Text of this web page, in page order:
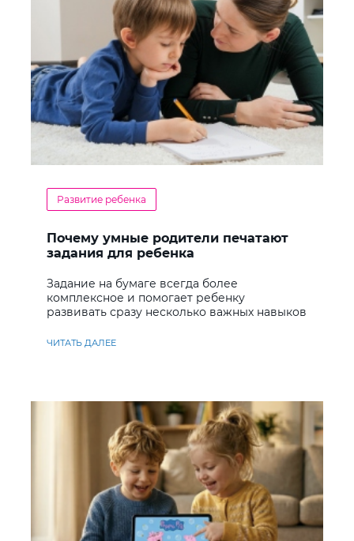
Развитие ребенка
Почему умные родители печатают
задания для ребенка
Задание на бумаге всегда более
комплексное и помогает ребенку
развивать сразу несколько важных навыков
ЧИТАТЬ ДАЛЕЕ